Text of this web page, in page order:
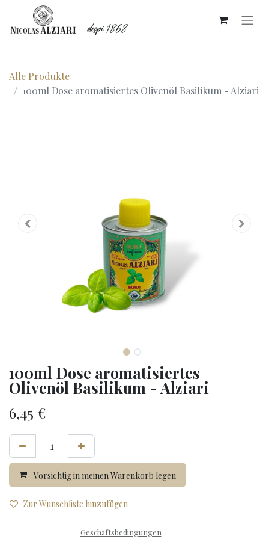
Alle Produkte
100ml Dose aromatisiertes Olivenöl Basilikum - Alziari
100ml Dose aromatisiertes
Olivenöl Basilikum - Alziari
6,45 €
Vorsichtig in meinen Warenkorb legen
Zur Wunschliste hinzufügen
Geschäftsbedingungen